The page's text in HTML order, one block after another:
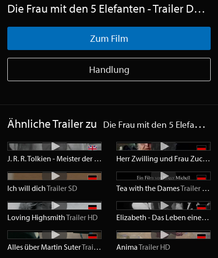
Die Frau mit den 5 Elefanten - Trailer Deutsch SD
Zum Film
Handlung
Ähnliche Trailer zu Die Frau mit den 5 Elefanten
J. R. R. Tolkien - Meister der Ringe TrailerSD Herr Zwilling und Frau Zuckermann
Ich will dichTrailer SD Tea with the DamesTrailer HD
Loving HighsmithTrailer HD Elizabeth - Das Leben einer Königin
Alles über Martin SuterTrailer AnimaTrailer HD